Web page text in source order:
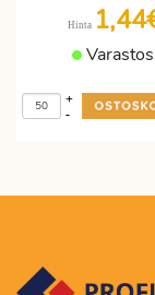
Hinta
-
+